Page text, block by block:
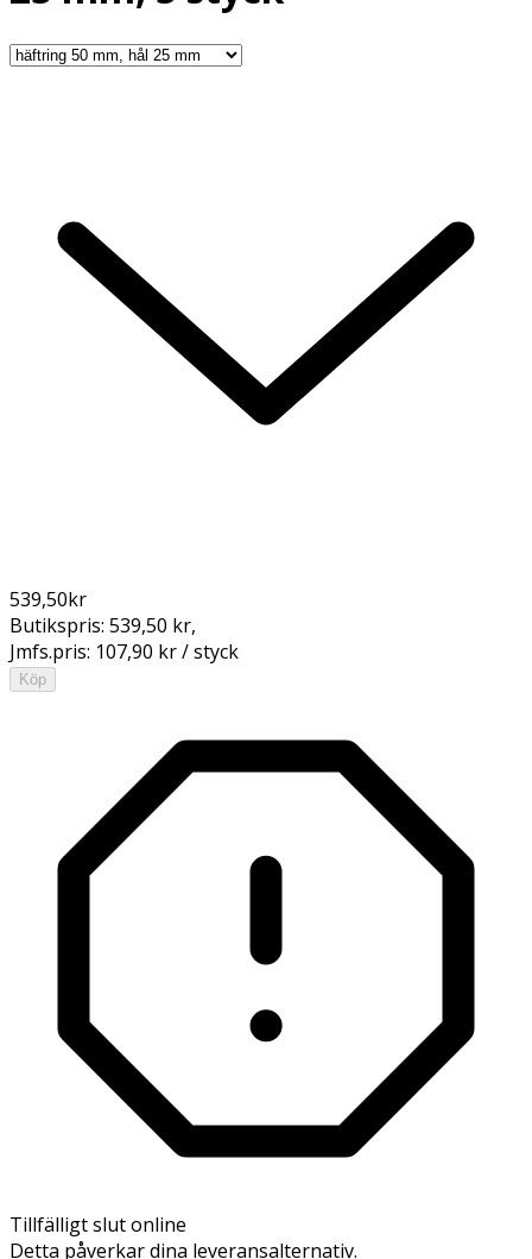
539,50kr
Butikspris: 539,50 kr,
Jmfs.pris: 107,90 kr / styck
Köp
Tillfälligt slut online
Detta påverkar dina leveransalternativ.